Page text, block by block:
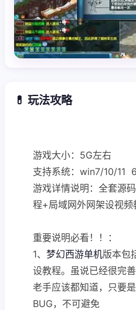
💊 玩法攻略
游戏大小：5G左右
支持系统：win7/10/11
游戏详情说明：全套源
程+局域网外网架设视频
重要说明必看！！：
1、 梦幻西游单机版本包
设教程。虽说已经很完
老手应该都知道，只要
BUG，不可避免